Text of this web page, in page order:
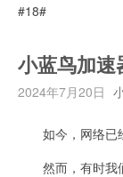
#18#
小蓝鸟加速
2024年7月20日
如今，网络已经
然而，有时我